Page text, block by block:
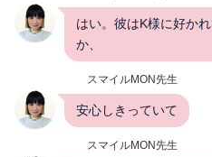
はい。彼はK様に好か
か、
スマイルMON先生
安心しきっていて
スマイルMON先生